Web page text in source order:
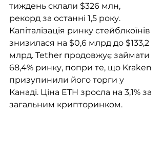
тиждень склали $326 млн,
рекорд за останні 1,5 року.
Капіталізація ринку стейблкоїнів
знизилася на $0,6 млрд до $133,2
млрд. Tether продовжує займати
68,4% ринку, попри те, що Kraken
призупинили його торги у
Канаді. Ціна ETH зросла на 3,1% за
загальним крипторинком.